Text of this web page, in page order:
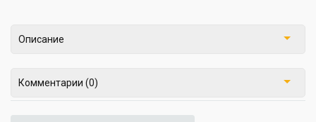
Описание
Комментарии (0)